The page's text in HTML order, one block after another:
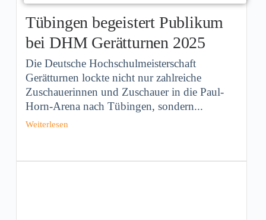
Tübingen begeistert Publikum
bei DHM Gerätturnen 2025
Die Deutsche Hochschulmeisterschaft
Gerätturnen lockte nicht nur zahlreiche
Zuschauerinnen und Zuschauer in die Paul-
Horn-Arena nach Tübingen, sondern...
Weiterlesen